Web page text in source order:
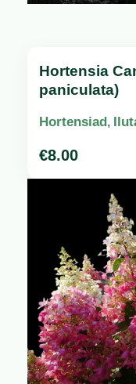
Hortensia
paniculata)
Hortensiad,
€8.00